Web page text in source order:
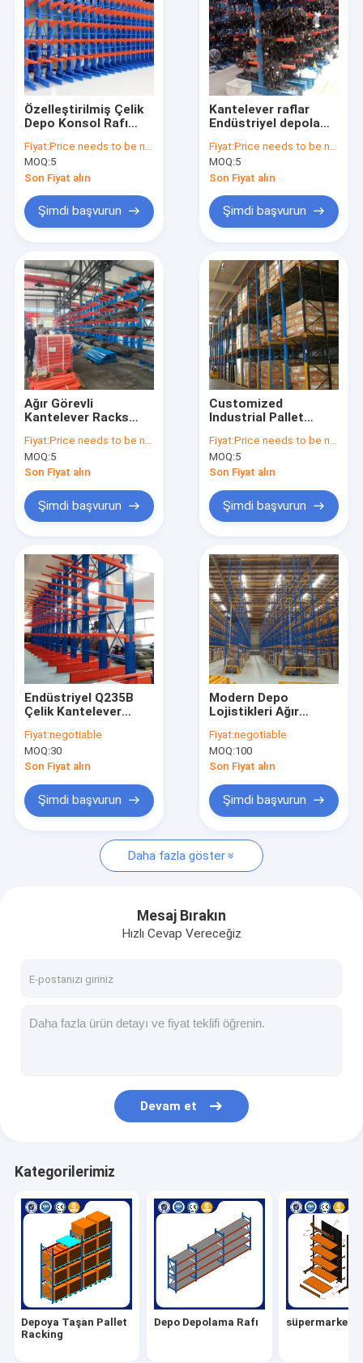
Ürünler
Videolar
Hakkımızda
Fabrika turu
Bizimle İletişim
Haberler
Bir İndirim İste
Depoya Taşan Pallet Racking
Depo Depolama Rafı
Asma rafı
Çelik Yapı Platformu
Hdpe Plastik Palet
çelik paletler
Özelleştirilmiş Çelik
Depo Konsol Rafı
Kablo Boru Fabrikası
Metal Boru Konsol
Rafı
Fiyat:Price needs to be negotiated
MOQ:5
Son Fiyat alın
Şimdi başvurun
Kantelever raflar
Endüstriyel depolama
görevli Kantelever
depolama rafları
Fiyat:Price needs to be negotiated
MOQ:5
Son Fiyat alın
Şimdi başvurun
Ağır Görevli
Kantelever Racks
100KG-1000KG Yük
Kapasitesi
Kantelever Rack
Fiyat:Price needs to be negotiated
MOQ:5
Son Fiyat alın
Şimdi başvurun
Customized
Industrial Pallet
Shelving Racks
Racking System
Fiyat:Price needs to be negotiated
MOQ:5
Son Fiyat alın
Şimdi başvurun
Endüstriyel Q235B
Çelik Kantelever
Düzenlenebilir Boru
Depo Rafı OEM
Boyutu
Fiyat:negotiable
MOQ:30
Son Fiyat alın
Şimdi başvurun
Modern Depo
Lojistikleri Ağır
rafları Depolama için
500-5000kg
Fiyat:negotiable
MOQ:100
Son Fiyat alın
Şimdi başvurun
Daha fazla göster
Mesaj Bırakın
Hızlı Cevap Vereceğiz
Devam et
Kategorilerimiz
Depoya Taşan Pallet
Racking
Depo Depolama Rafı süpermarket